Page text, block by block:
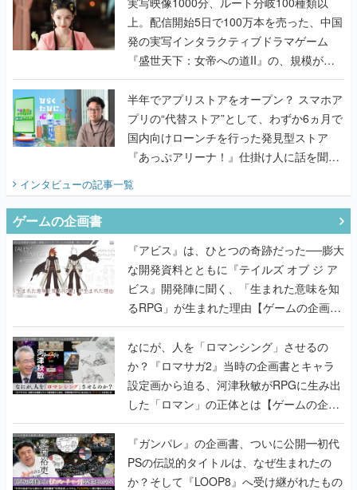
上。配信開始5日で100万本を売った、中国
発の実写インタラクティブドラマゲーム
『盛世天下：女帝への道II』の、規模が違
うこだわりをプロデューサーに聞いた
半年でアプリストアをオープン？ スマホア
プリの“代替ストア”として、わずか6ヵ月で
国内向けローンチを行った発見型ストア
『あっぷアリーナ！』仕掛け人に話を聞い
インタビューの記事一覧
ゲームの企画書
『アビス』は、ひとつの奇跡だった──膨大
な開発資料とともに『テイルズ オブ ジ ア
ビス』開発陣に聞く、「生まれた意味を知
るRPG」が生まれた理由【ゲームの企画
書】
なにが、人を「ロマンシング」させるの
か？『ロマサガ2』当時の企画書とキャラ
設定画から迫る、河津秋敏がRPGに生み出
した「ロマン」の正体とは【ゲームの企画
書】
『ガンパレ』の企画書、ついに公開━初代
PSの伝説的タイトルは、なぜ生まれたの
か？そして『LOOP8』へ受け継がれたもの